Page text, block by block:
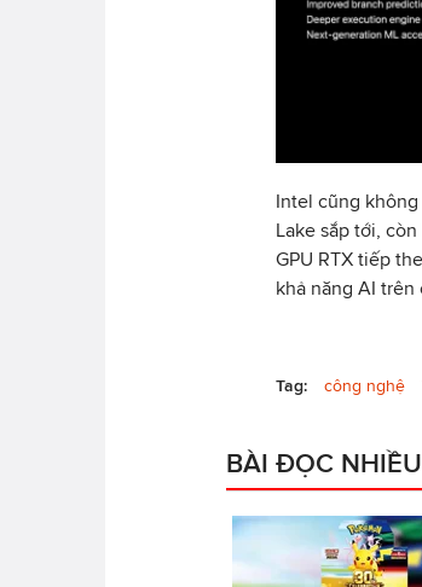
Intel cũng
Lake sắp tới,
GPU RTX tiếp
khả năng AI
Tag: công nghệ
BÀI ĐỌC